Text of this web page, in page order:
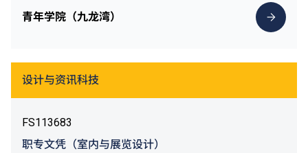
青年学院（九龙湾）
设计与资讯科技
FS113683
职专文凭（室内与展览设计）